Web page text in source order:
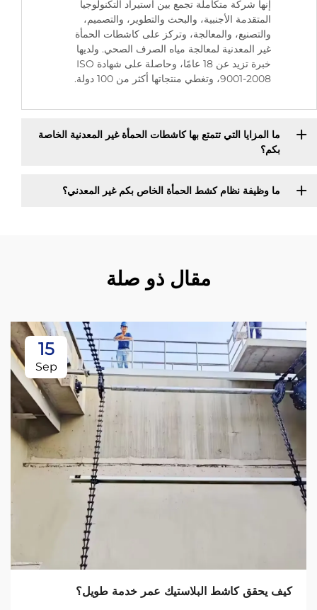
إنها شركة متكاملة تجمع بين استيراد التكنولوجيا
المتقدمة الأجنبية، والبحث والتطوير، والتصميم،
والتصنيع، والمعالجة، وتركز على كاشطات الحمأة
غير المعدنية لمعالجة مياه الصرف الصحي. ولديها
خبرة تزيد عن 18 عامًا، وحاصلة على شهادة ISO
9001-2008، وتغطي منتجاتها أكثر من 100 دولة.
ما المزايا التي تتمتع بها كاشطات الحمأة غير المعدنية الخاصة
بكم؟
ما وظيفة نظام كشط الحمأة الخاص بكم غير المعدني؟
مقال ذو صلة
15
Sep
كيف يحقق كاشط البلاستيك عمر خدمة طويل؟